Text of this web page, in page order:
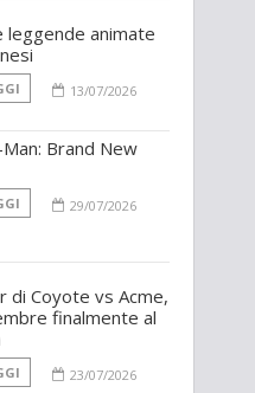
leggende animate
13/07/2026
Brand New
29/07/2026
di Coyote vs Acme,
finalmente al
23/07/2026